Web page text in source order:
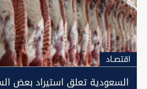
اقتصـاد
السعودية تعلق استيراد بعض